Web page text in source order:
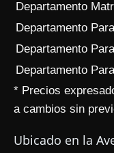
Departamento
Departamento
Departamento
Departamento
* Precios
a cambios sin
Ubicado en la